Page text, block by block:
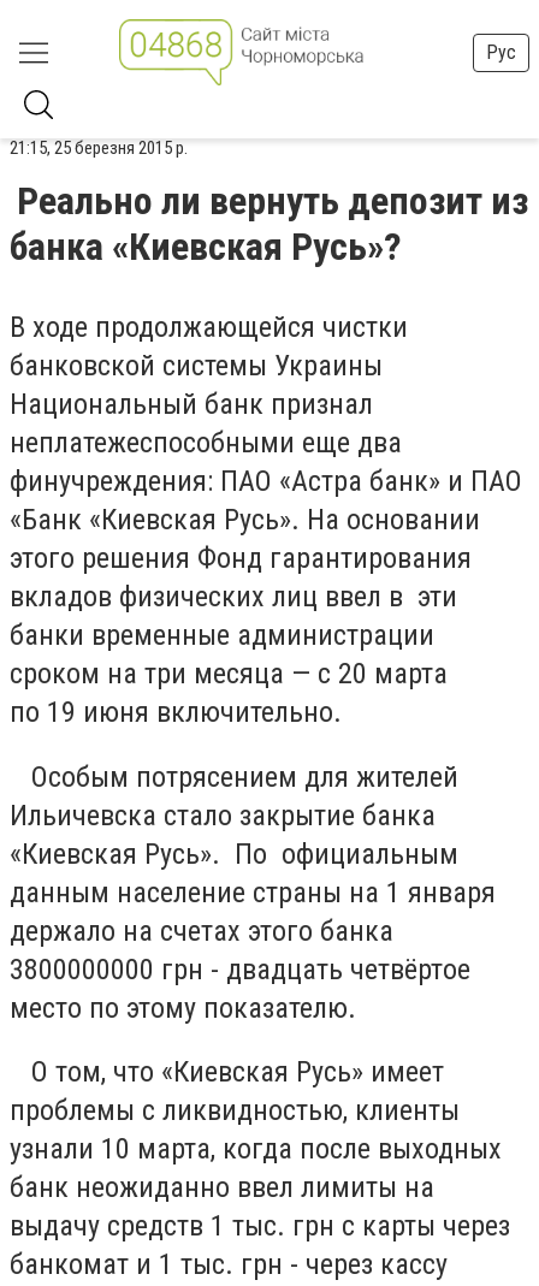
Рус
21:15, 25 березня 2015 р.
Реально ли вернуть депозит из
банка «Киевская Русь»?
В ходе продолжающейся чистки
банковской системы Украины
Национальный банк признал
неплатежеспособными еще два
финучреждения: ПАО «Астра банк» и ПАО
«Банк «Киевская Русь». На основании
этого решения Фонд гарантирования
вкладов физических лиц ввел в эти
банки временные администрации
сроком на три месяца — с 20 марта
по 19 июня включительно.
Особым потрясением для жителей
Ильичевска стало закрытие банка
«Киевская Русь». По официальным
данным население страны на 1 января
держало на счетах этого банка
3800000000 грн - двадцать четвёртое
место по этому показателю.
О том, что «Киевская Русь» имеет
проблемы с ликвидностью, клиенты
узнали 10 марта, когда после выходных
банк неожиданно ввел лимиты на
выдачу средств 1 тыс. грн с карты через
банкомат и 1 тыс. грн - через кассу